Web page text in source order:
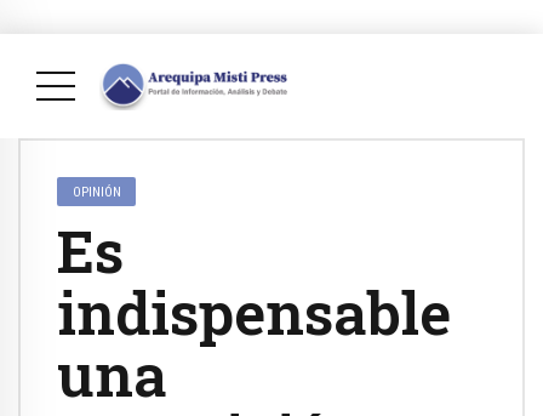
OPINIÓN
Es
indispensable
una